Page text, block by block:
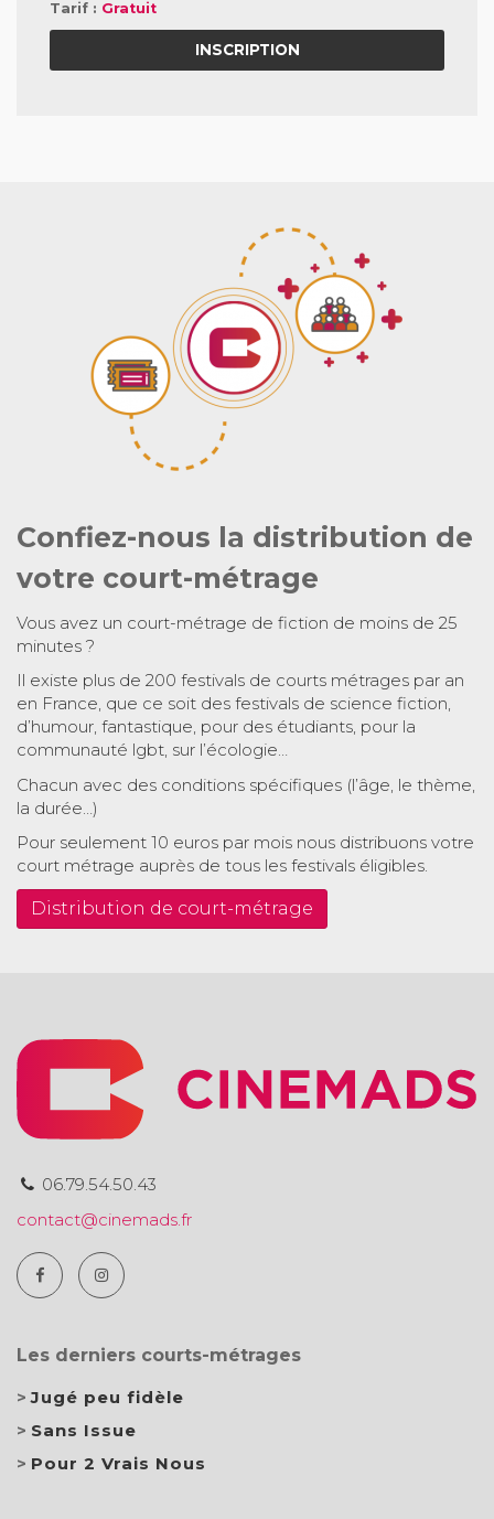
Tarif : Gratuit
INSCRIPTION
Confiez-nous la distribution de
votre court-métrage
Vous avez un court-métrage de fiction de moins de 25
minutes ?
Il existe plus de 200 festivals de courts métrages par an
en France, que ce soit des festivals de science fiction,
d’humour, fantastique, pour des étudiants, pour la
communauté lgbt, sur l’écologie…
Chacun avec des conditions spécifiques (l’âge, le thème,
la durée…)
Pour seulement 10 euros par mois nous distribuons votre
court métrage auprès de tous les festivals éligibles.
Distribution de court-métrage
06.79.54.50.43
contact@cinemads.fr
Les derniers courts-métrages
Jugé peu fidèle
Sans Issue
Pour 2 Vrais Nous